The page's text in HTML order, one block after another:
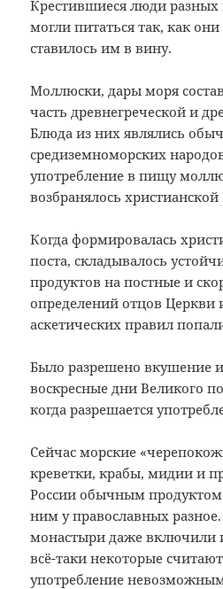
Крестившиеся люди разных
могли питаться так, как
ставилось им в вину.
Моллюски, дары моря
часть древнегреческой и
Блюда из них являлись
средиземноморских
употребление в пищу
возбранялось
Когда формировалась
поста, складывалось
продуктов на постные и
определений отцов Церкви
аскетических правил
Было разрешено вкушение
воскресные дни Великого
когда разрешается
Сейчас морские
креветки, крабы, мидии и
России обычным
ним у православных
монастыри даже включили
всё-таки некоторые
употребление